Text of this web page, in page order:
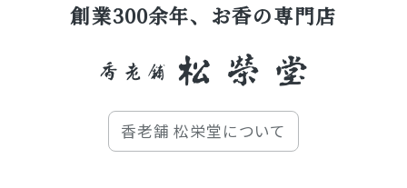
創業300余年、お香の専門店
香老舗 松栄堂について